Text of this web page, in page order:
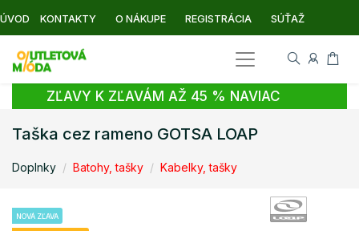
ÚVOD KONTAKTY O NÁKUPE REGISTRÁCIA SÚŤAŽ
ZĽAVY K ZĽAVÁM AŽ 45 % NAVIAC
Taška cez rameno GOTSA LOAP
Doplnky Batohy, tašky Kabelky, tašky
NOVÁ ZĽAVA